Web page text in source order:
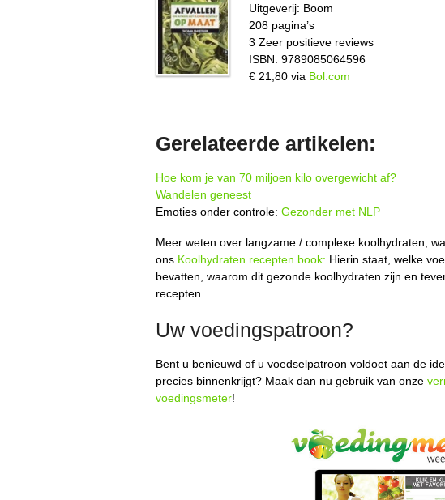
Uitgeverij: Boom
208 pagina’s
3 Zeer positieve reviews
ISBN: 9789085064596
€ 21,80 via Bol.com
Gerelateerde artikelen:
Hoe kom je van 70 miljoen kilo overgewicht af?
Wandelen geneest
Emoties onder controle: Gezonder met NLP
Meer weten over langzame / complexe koolhydraten,
ons Koolhydraten recepten book: Hierin staat, welke
bevatten, waarom dit gezonde koolhydraten zijn en
recepten.
Uw voedingspatroon?
Bent u benieuwd of u voedselpatroon voldoet aan de
precies binnenkrijgt? Maak dan nu gebruik van onze
voedingsmeter!